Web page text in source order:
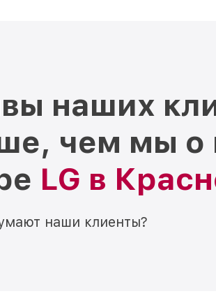
наших
чем мы о
LG в
наши клиенты?